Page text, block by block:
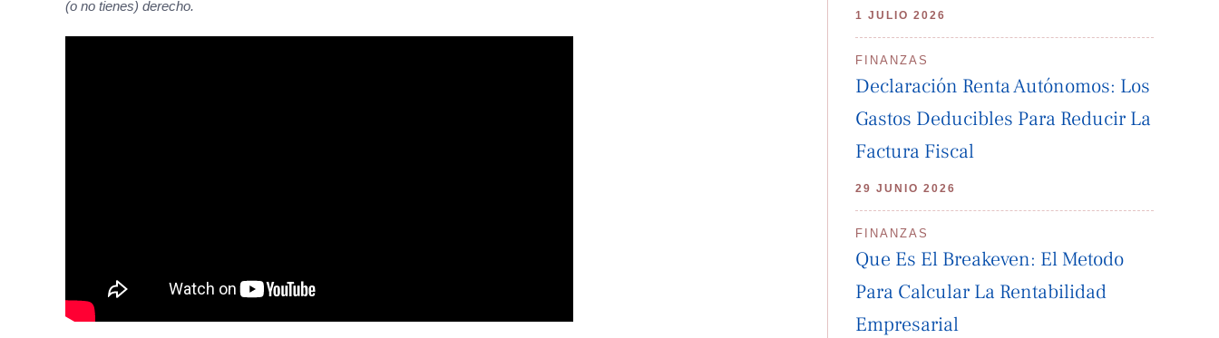
(o no tienes) derecho.
1 JULIO 2026
FINANZAS
Declaración Renta Autónomos: Los
Gastos Deducibles Para Reducir La
Factura Fiscal
29 JUNIO 2026
FINANZAS
Que Es El Breakeven: El Metodo
Para Calcular La Rentabilidad
Empresarial